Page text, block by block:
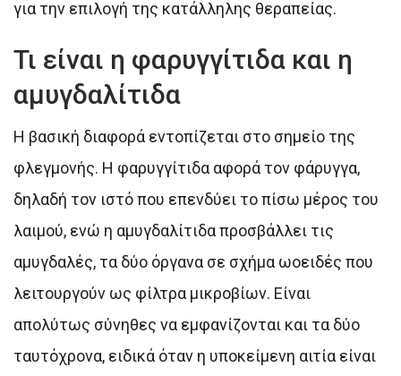
για την επιλογή της κατάλληλης θεραπείας.
Τι είναι η φαρυγγίτιδα και η
αμυγδαλίτιδα
Η βασική διαφορά εντοπίζεται στο σημείο της
φλεγμονής. Η φαρυγγίτιδα αφορά τον φάρυγγα,
δηλαδή τον ιστό που επενδύει το πίσω μέρος του
λαιμού, ενώ η αμυγδαλίτιδα προσβάλλει τις
αμυγδαλές, τα δύο όργανα σε σχήμα ωοειδές που
λειτουργούν ως φίλτρα μικροβίων. Είναι
απολύτως σύνηθες να εμφανίζονται και τα δύο
ταυτόχρονα, ειδικά όταν η υποκείμενη αιτία είναι